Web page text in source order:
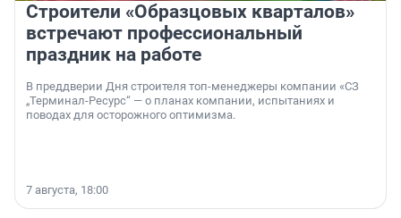
Строители «Образцовых кварталов»
встречают профессиональный
праздник на работе
В преддверии Дня строителя топ-менеджеры компании «СЗ
„Терминал-Ресурс“ — о планах компании, испытаниях и
поводах для осторожного оптимизма.
7 августа, 18:00